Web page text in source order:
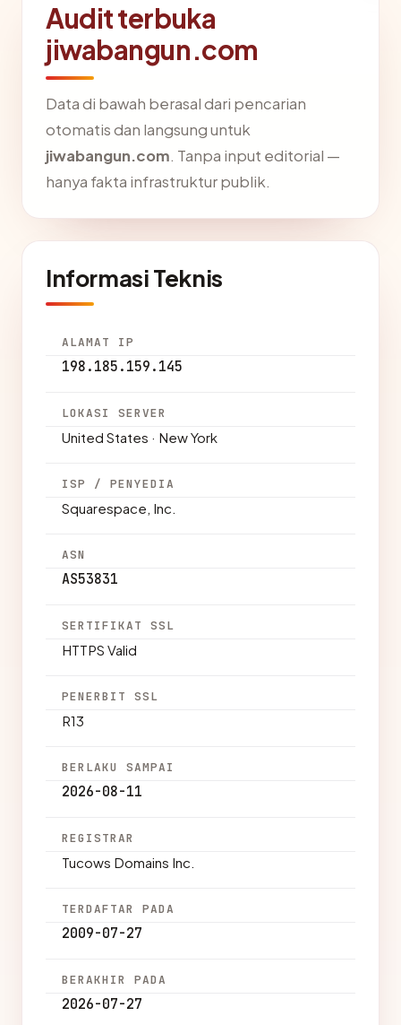
Audit terbuka
jiwabangun.com
Data di bawah berasal dari pencarian
otomatis dan langsung untuk
jiwabangun.com. Tanpa input editorial —
hanya fakta infrastruktur publik.
Informasi Teknis
ALAMAT IP
198.185.159.145
LOKASI SERVER
United States · New York
ISP / PENYEDIA
Squarespace, Inc.
ASN
AS53831
SERTIFIKAT SSL
HTTPS Valid
PENERBIT SSL
R13
BERLAKU SAMPAI
2026-08-11
REGISTRAR
Tucows Domains Inc.
TERDAFTAR PADA
2009-07-27
BERAKHIR PADA
2026-07-27